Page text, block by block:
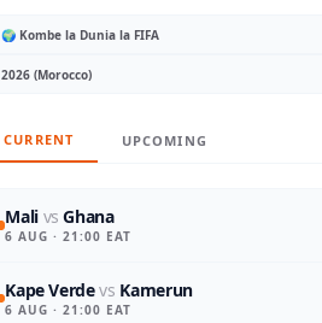
CURRENT UPCOMING
Mali vsGhana
6 AUG · 21:00 EAT
Kape Verdevs Kamerun
6 AUG · 21:00 EAT